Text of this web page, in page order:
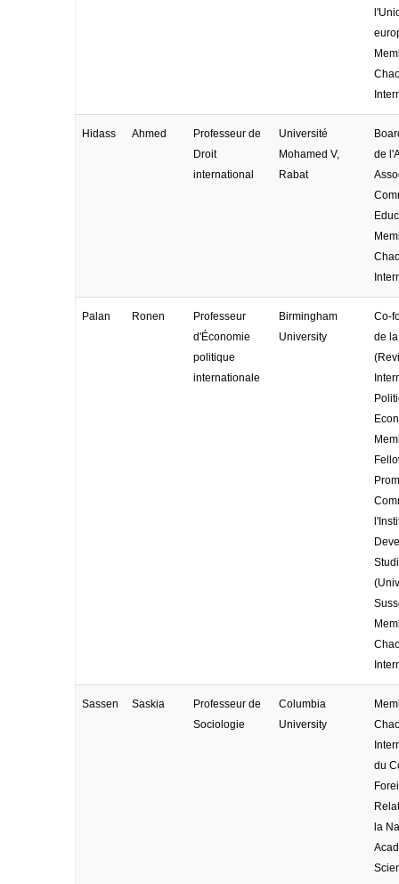
Hidass Ahmed
Professeur de
Droit
international
Université
Mohamed V,
Rabat
de
Palan Ronen
Professeur
d'Économie
politique
internationale
Birmingham
University
Co-
de
Sassen Saskia
Professeur de
Sociologie
Columbia
University
du
la